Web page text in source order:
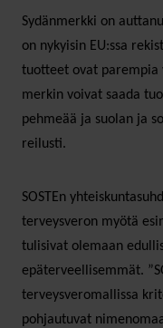
Sydänmerkki on
on nykyisin EU:ssa
tuotteet ovat parempia
merkin voivat saada
pehmeää ja suolan ja
reilusti.
SOSTEn
terveysveron myötä
tulisivat olemaan
epäterveellisemmät.
terveysveromallissa
pohjautuvat